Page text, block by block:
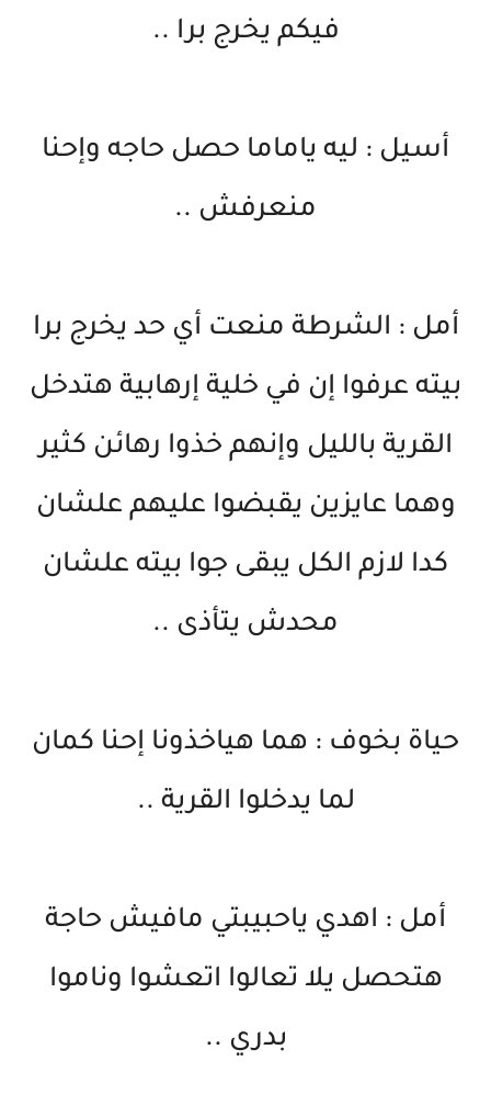
فيكم يخرج برا ..
أسيل : ليه ياماما حصل حاجه وإحنا
منعرفش ..
أمل : الشرطة منعت أي حد يخرج برا
بيته عرفوا إن في خلية إرهابية هتدخل
القرية بالليل وإنهم خذوا رهائن كثير
وهما عايزين يقبضوا عليهم علشان
كدا لازم الكل يبقى جوا بيته علشان
محدش يتأذى ..
حياة بخوف : هما هياخذونا إحنا كمان
لما يدخلوا القرية ..
أمل : اهدي ياحبيبتي مافيش حاجة
هتحصل يلا تعالوا اتعشوا وناموا
بدري ..